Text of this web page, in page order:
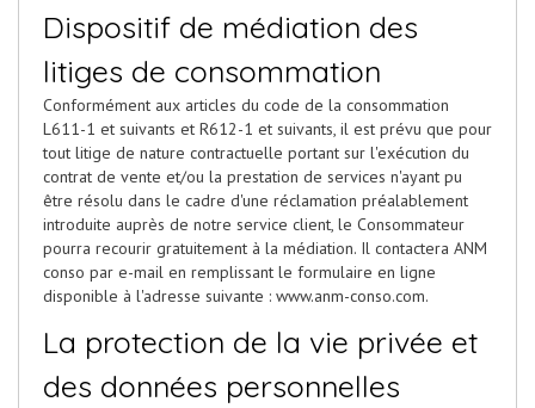
Dispositif de médiation des
litiges de consommation
Conformément aux articles du code de la consommation
L611-1 et suivants et R612-1 et suivants, il est prévu que pour
tout litige de nature contractuelle portant sur l'exécution du
contrat de vente et/ou la prestation de services n'ayant pu
être résolu dans le cadre d'une réclamation préalablement
introduite auprès de notre service client, le Consommateur
pourra recourir gratuitement à la médiation. Il contactera ANM
conso par e-mail en remplissant le formulaire en ligne
disponible à l'adresse suivante : www.anm-conso.com.
La protection de la vie privée et
des données personnelles